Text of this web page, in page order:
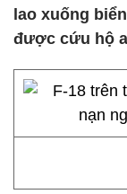
lao xuống
được cứu hộ